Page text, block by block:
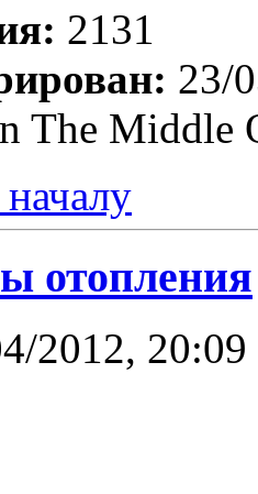
2131
23/
The Middle
отопления
2012, 20:09